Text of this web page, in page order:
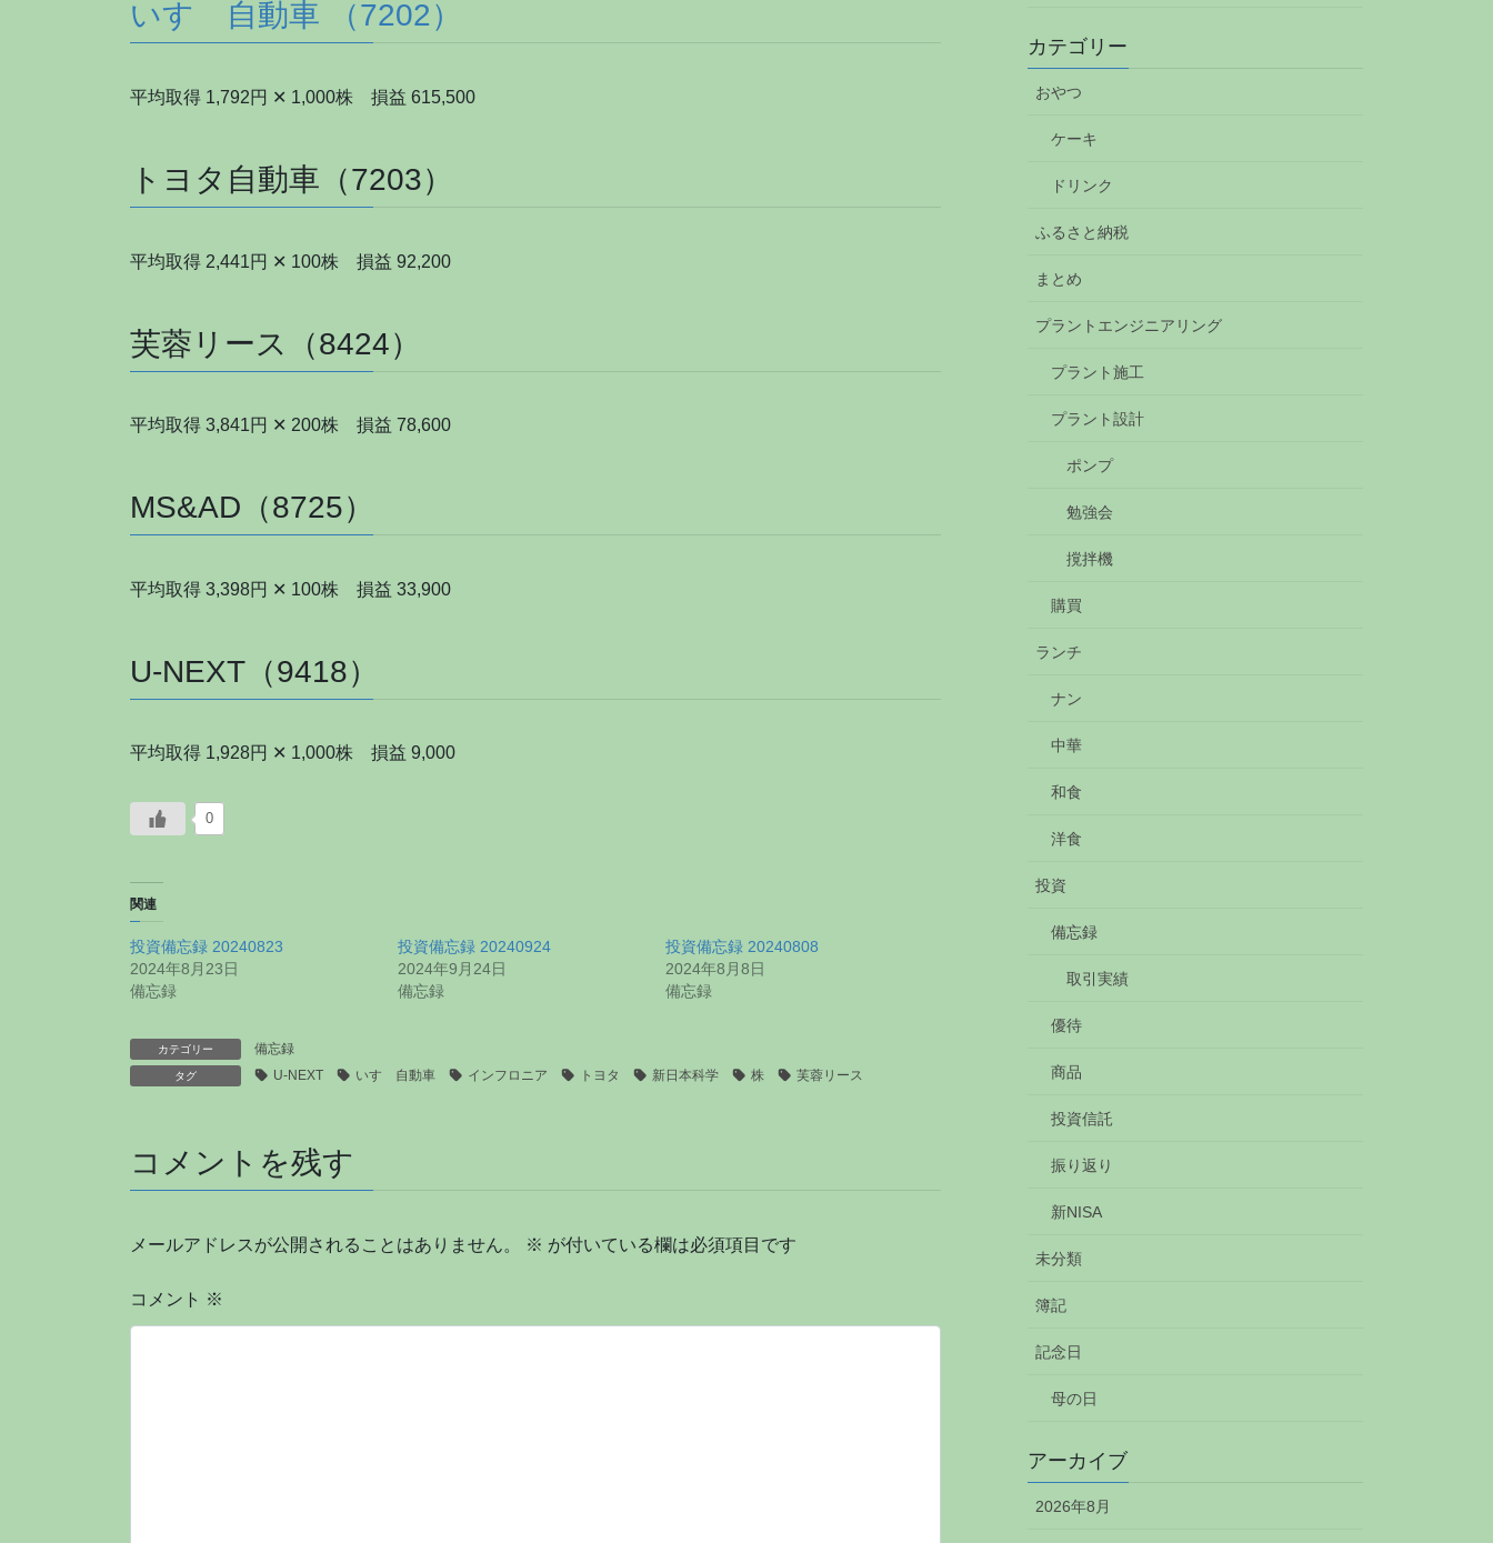
いすゞ自動車 （7202）
平均取得 1,792円 ✕ 1,000株 損益 615,500
トヨタ自動車（7203）
平均取得 2,441円 ✕ 100株 損益 92,200
芙蓉リース（8424）
平均取得 3,841円 ✕ 200株 損益 78,600
MS&AD（8725）
平均取得 3,398円 ✕ 100株 損益 33,900
U-NEXT（9418）
平均取得 1,928円 ✕ 1,000株 損益 9,000
0
関連
投資備忘録 20240823
2024年8月23日
備忘録
投資備忘録 20240924
2024年9月24日
備忘録
投資備忘録 20240808
2024年8月8日
備忘録
カテゴリー 備忘録
タグ U-NEXT いすゞ自動車 インフロニア トヨタ 新日本科学 株 芙蓉リース
コメントを残す
メールアドレスが公開されることはありません。 ※ が付いている欄は必須項目です
コメント ※
カテゴリー
おやつ
ケーキ
ドリンク
ふるさと納税
まとめ
プラントエンジニアリング
プラント施工
プラント設計
ポンプ
勉強会
撹拌機
購買
ランチ
ナン
中華
和食
洋食
投資
備忘録
取引実績
優待
商品
投資信託
振り返り
新NISA
未分類
簿記
記念日
母の日
アーカイブ
2026年8月